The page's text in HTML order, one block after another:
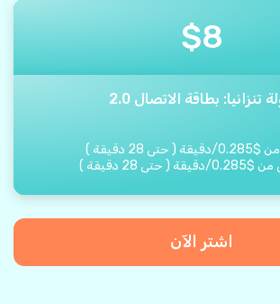
$8
تنزانيا: بطاقة الاتصال 2.0
من $
0.285
/دقيقة ( حتى 28 دقيقة )
من $
0.285
/دقيقة ( حتى 28 دقيقة )
اشتر الآن